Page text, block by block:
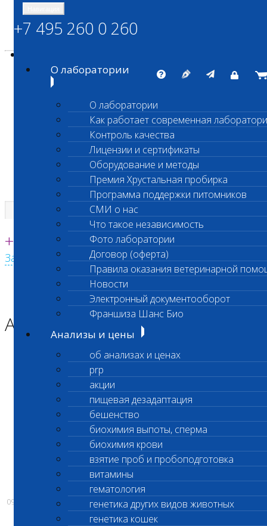
ШАНС БИО
Независимая ветеринарная лаборатория
Единая круглосуточная справочная
+7 495 260 0 260
Заказать звонок с сайта
+7 495 260 0 260
О лаборатории
О лаборатории
Как работает современная
Контроль качества
Лицензии и сертификаты
Оборудование и методы
Премия Хрустальная пробирка
Программа поддержки питомников
СМИ о нас
Что такое независимость
Фото лаборатории
Договор (оферта)
Правила оказания ветеринарной
Новости
Электронный документооборот
Франшиза Шанс Био
Анализы и цены
об анализах и ценах
prp
акции
пищевая дезадаптация
бешенство
биохимия выпоты, сперма
биохимия крови
взятие проб и пробоподготовка
витамины
гематология
генетика других видов животных
генетика кошек
Главная страница
АКЦИЯ!
Исследования наНЕОСПОРОЗ
рублей дешевле!
Старая цена:1800р.
НОВАЯ ЦЕНА: 1500 р. ( без учета вашей
скидки)
09.02.2017